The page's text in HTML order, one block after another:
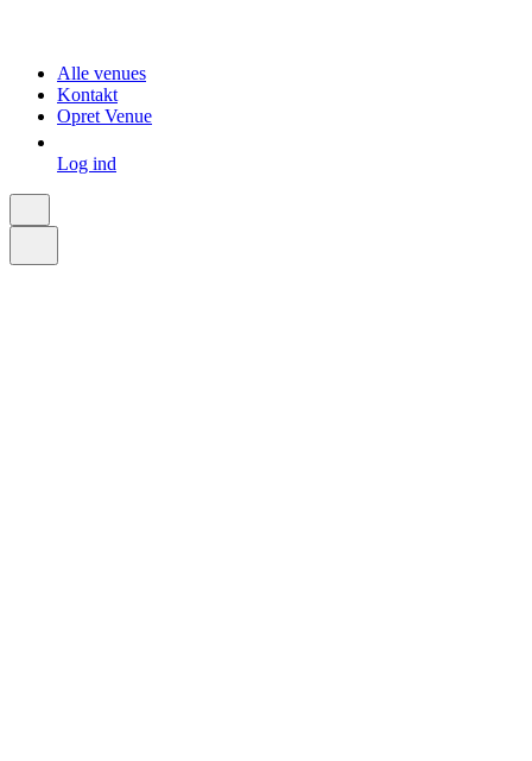
Alle venues
Kontakt
Opret Venue
Log ind